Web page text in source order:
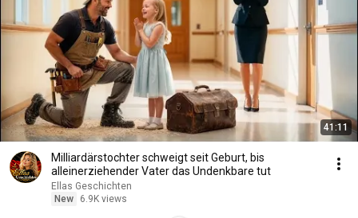
41:11
Milliardärstochter schweigt seit Geburt, bis
alleinerziehender Vater das Undenkbare tut
Ellas Geschichten
New
6.9K views